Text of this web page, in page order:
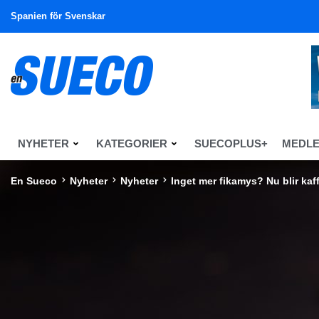
Spanien för Svenskar
NYHETER KATEGORIER SUECOPLUS+
En Sueco Nyheter Nyheter Inget mer fikamys? Nu blir